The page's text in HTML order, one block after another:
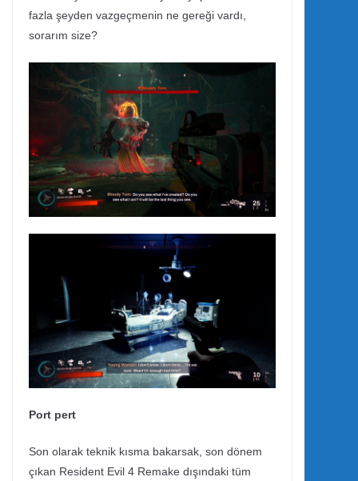
fazla şeyden vazgeçmenin ne gereği vardı,
sorarım size?
Port pert
Son olarak teknik kısma bakarsak, son dönem
çıkan Resident Evil 4 Remake dışındaki tüm